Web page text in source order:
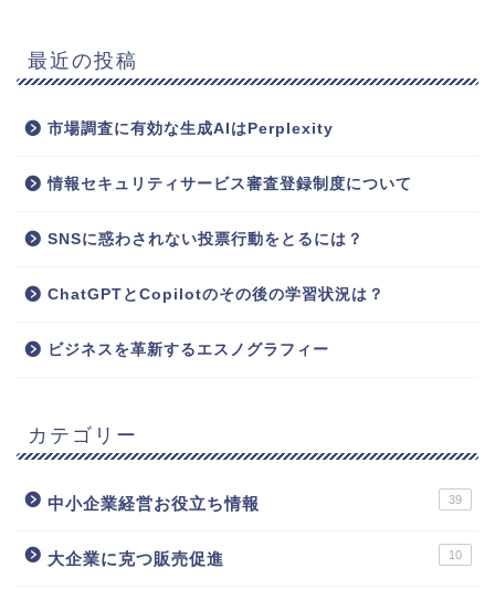
最近の投稿
市場調査に有効な生成AIはPerplexity
情報セキュリティサービス審査登録制度について
SNSに惑わされない投票行動をとるには？
ChatGPTとCopilotのその後の学習状況は？
ビジネスを革新するエスノグラフィー
カテゴリー
中小企業経営お役立ち情報 39
大企業に克つ販売促進 10